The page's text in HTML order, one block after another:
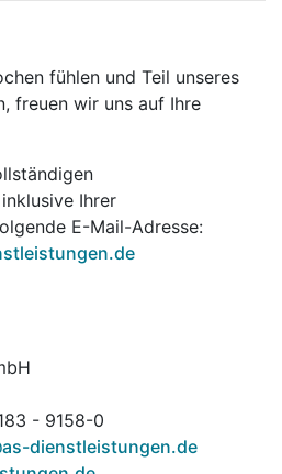
fühlen und Teil unseres
freuen wir uns auf Ihre
Ihrer
E-Mail-Adresse:
- 9158-0
dienstleistungen.de